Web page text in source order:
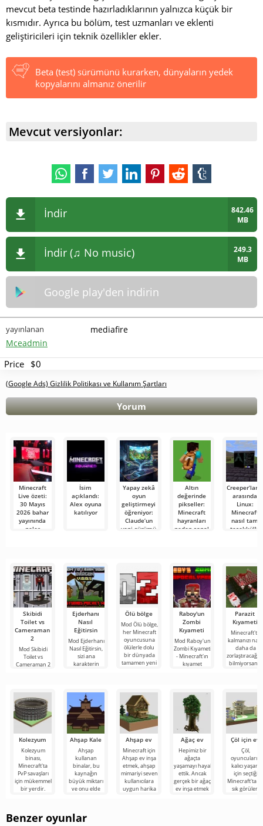
mevcut beta testinde hazırladıklarının yalnızca küçük bir
kısmıdır. Ayrıca bu bölüm, test uzmanları ve eklenti
geliştiricileri için teknik özellikler ekler.
Beta (test) sürümünü kurarken, dünyaların yedek
kopyalarını almanız önerilir
Mevcut versiyonlar:
İndir
842.46
MB
İndir (♫ No music)
249.3
MB
Google play'den indirin
yayınlanan
Mceadmin
mediafire
Price $0
(Google Ads) Gizlilik Politikası ve Kullanım Şartları
Yorum
Minecraft
Live özeti:
30 Mayıs
2026 bahar
yayınında
neler
İsim
açıklandı:
Alex oyuna
katılıyor
Yapay zekâ
oyun
geliştirmeyi
öğreniyor:
Claude’un
yeni sürümü
üretti
Altın
değerinde
pikseller:
Minecraft
hayranları
neden sanal
Creeper’ların
arasında
Linux:
Minecraft
nasıl tam
teşekküllü
Skibidi
Toilet vs
Cameraman
2
Mod Skibidi
Toilet vs
Cameraman 2
Ejderhanı
Nasıl
Eğitirsin
Mod Ejderhanı
Nasıl Eğitirsin,
sizi ana
karakterin
Dragon
Ölü bölge
Mod Ölü bölge,
her Minecraft
oyuncusuna
ölülerle dolu
bir dünyada
tamamen yeni
Raboy'un
Zombi
Kıyameti
Mod Raboy'un
Zombi Kıyameti
- Minecraft'ın
kıyamet
ürkütücü ve
Parazit
Kıyameti
Minecraft'ta
kalmanızı nasıl
daha da
bilmiyorsanız,
Kolezyum
Kolezyum
binası,
Minecraft'ta
PvP savaşları
için mükemmel
bir yerdir.
Ahşap Kale
Ahşap
kullanan
binalar, bu
kaynağın
büyük miktarı
ve onu elde
Ahşap ev
Minecraft için
Ahşap ev inşa
etmek, ahşap
mimariyi seven
kullanıcılara
uygun harika
Ağaç ev
Hepimiz bir
ağaçta
yaşamayı hayal
ettik. Ancak
gerçek bir ağaç
ev inşa etmek
Çöl için ev
Çöl,
oyuncuların
kalıcı yaşam
için seçtiği
Minecraft'ta
sık görülen
Benzer oyunlar